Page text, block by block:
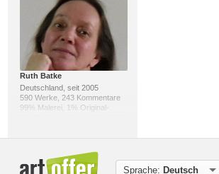
Ruth Batke
Deutschland, seit 2005
590 Werke, 243 Kommentare
99% Malerei, 1% Original-
-Mitgliedschaft:
Sprache: Deutsch